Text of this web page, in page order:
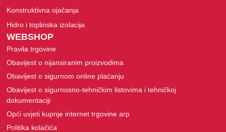
Konstruktivna ojačanja
Hidro i toplinska izolacija
WEBSHOP
Pravila trgovine
Obavijest o nijansiranim proizvodima
Obavijest o sigurnom online plaćanju
Obavijest o sigurnosno-tehničkim listovima i tehničkoj
dokumentaciji
Opći uvjeti kupnje internet trgovine arp
Politika kolačića